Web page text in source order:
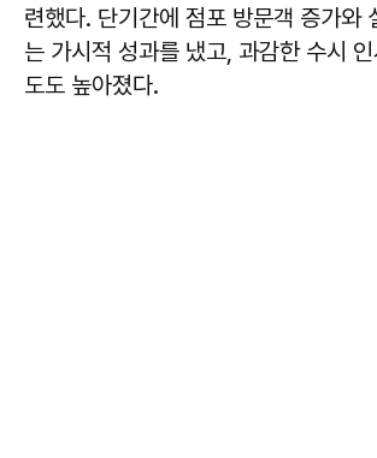
련했다. 단기간에 점포 방문객 증가와
는 가시적 성과를 냈고, 과감한 수시
도도 높아졌다.